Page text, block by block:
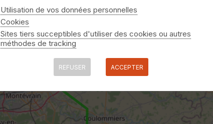
Utilisation de vos données personnelles
Cookies
Sites tiers succeptibles d'utiliser des cookies ou autres
méthodes de tracking
REFUSER ACCEPTER